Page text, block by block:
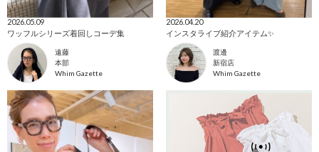
2026.05.09
ワッフルシリーズ着回しコーデ集
遠藤
本部
Whim Gazette
2026.04.20
インスタライブ紹介アイテム✨️
渡邊
新宿店
Whim Gazette